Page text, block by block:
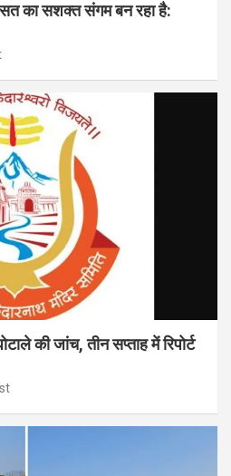
का सशक्त संगम बन रहा है:
की जांच, तीन सप्ताह में रिपोर्ट